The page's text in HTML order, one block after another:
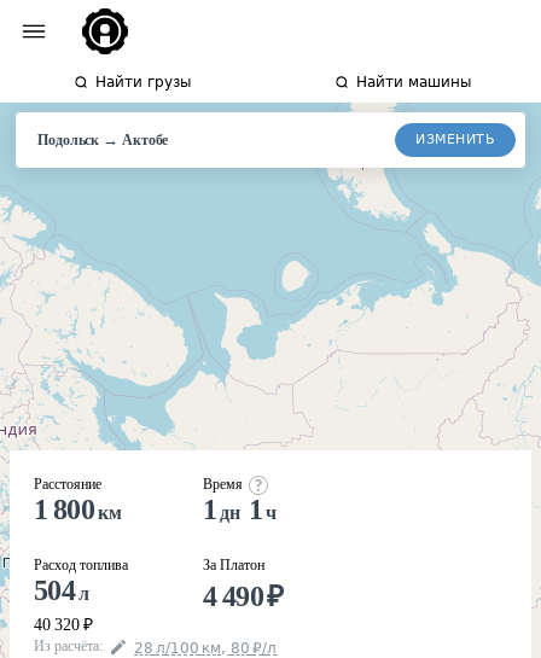
Найти грузы Найти машины
Подольск → Актобе ИЗМЕНИТЬ
Расстояние
1 800км
Расход топлива
504л
40 320 ₽
Время
1 дн 1 ч
За Платон
4 490₽
Из расчёта: 28 л/100 км, 80 ₽/л